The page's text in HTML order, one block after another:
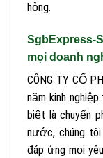
hỏng.
SgbExpress-
mọi doanh
CÔNG TY CỔ
năm kinh
biệt là chuyển
nước, chúng
đáp ứng mọi